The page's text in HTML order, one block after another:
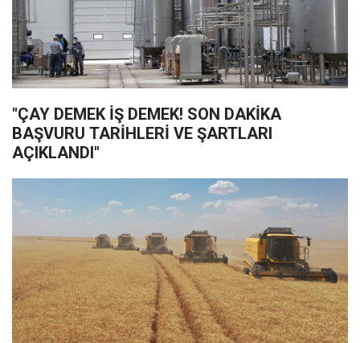
"ÇAY DEMEK İŞ DEMEK! SON DAKİKA
BAŞVURU TARİHLERİ VE ŞARTLARI
AÇIKLANDI"